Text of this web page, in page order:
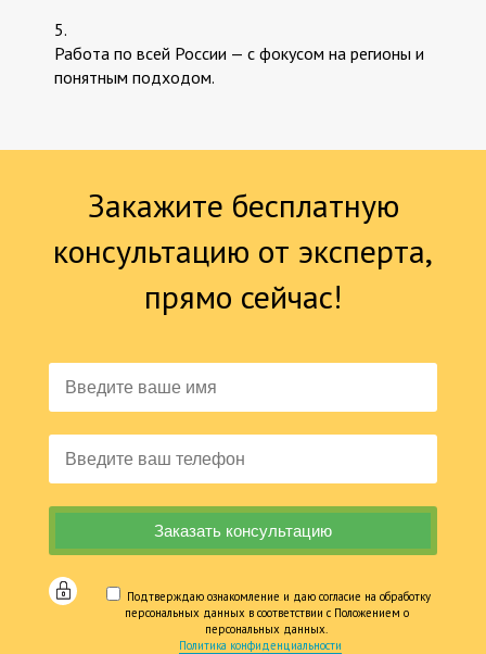
Работа по всей России — с фокусом на регионы и
понятным подходом.
Закажите бесплатную
консультацию от эксперта,
прямо сейчас!
Подтверждаю ознакомление и даю согласие на обработку
персональных данных в соответствии с Положением о
персональных данных.
Политика конфиденциальности